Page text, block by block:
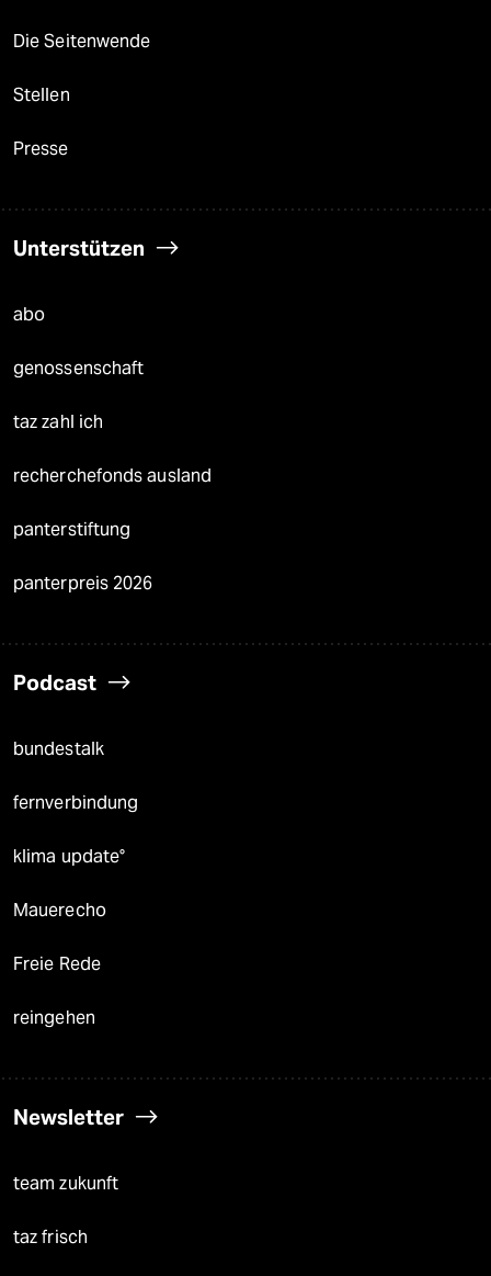
Die Seitenwende
Stellen
Presse
Unterstützen
abo
genossenschaft
taz zahl ich
recherchefonds ausland
panterstiftung
panterpreis 2026
Podcast
bundestalk
fernverbindung
klima update°
Mauerecho
Freie Rede
reingehen
Newsletter
team zukunft
taz frisch